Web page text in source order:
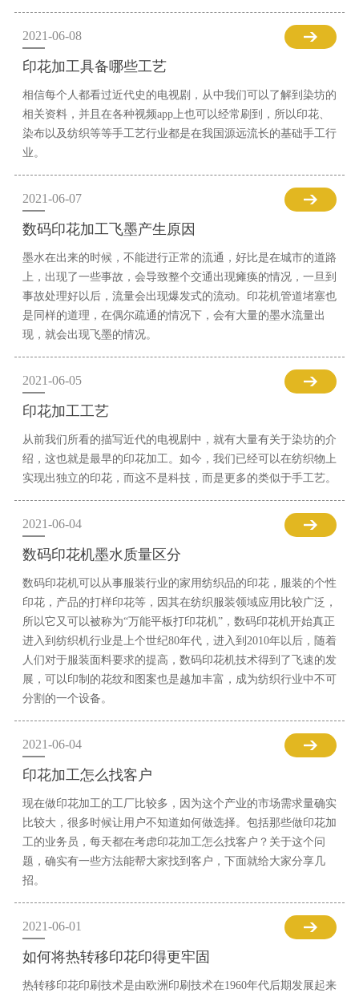
2021-06-08
印花加工具备哪些工艺
相信每个人都看过近代史的电视剧，从中我们可以了解到染坊的
相关资料，并且在各种视频app上也可以经常刷到，所以印花、
染布以及纺织等等手工艺行业都是在我国源远流长的基础手工行
业。
2021-06-07
数码印花加工飞墨产生原因
墨水在出来的时候，不能进行正常的流通，好比是在城市的道路
上，出现了一些事故，会导致整个交通出现瘫痪的情况，一旦到
事故处理好以后，流量会出现爆发式的流动。印花机管道堵塞也
是同样的道理，在偶尔疏通的情况下，会有大量的墨水流量出
现，就会出现飞墨的情况。
2021-06-05
印花加工工艺
从前我们所看的描写近代的电视剧中，就有大量有关于染坊的介
绍，这也就是最早的印花加工。如今，我们已经可以在纺织物上
实现出独立的印花，而这不是科技，而是更多的类似于手工艺。
2021-06-04
数码印花机墨水质量区分
数码印花机可以从事服装行业的家用纺织品的印花，服装的个性
印花，产品的打样印花等，因其在纺织服装领域应用比较广泛，
所以它又可以被称为“万能平板打印花机”，数码印花机开始真正
进入到纺织机行业是上个世纪80年代，进入到2010年以后，随着
人们对于服装面料要求的提高，数码印花机技术得到了飞速的发
展，可以印制的花纹和图案也是越加丰富，成为纺织行业中不可
分割的一个设备。
2021-06-04
印花加工怎么找客户
现在做印花加工的工厂比较多，因为这个产业的市场需求量确实
比较大，很多时候让用户不知道如何做选择。包括那些做印花加
工的业务员，每天都在考虑印花加工怎么找客户？关于这个问
题，确实有一些方法能帮大家找到客户，下面就给大家分享几
招。
2021-06-01
如何将热转移印花印得更牢固
热转移印花印刷技术是由欧洲印刷技术在1960年代后期发展起来